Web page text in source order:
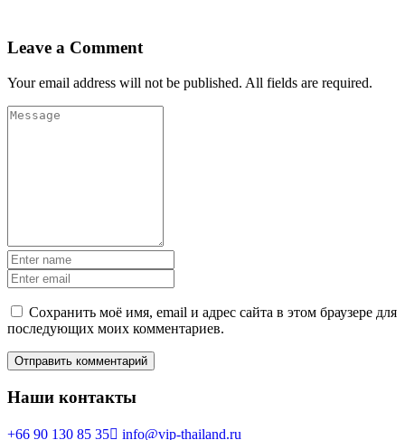
Leave a Comment
Your email address will not be published. All fields are required.
Сохранить моё имя, email и адрес сайта в этом браузере для
последующих моих комментариев.
Наши контакты
+66 90 130 85 35 info@vip-thailand.ru